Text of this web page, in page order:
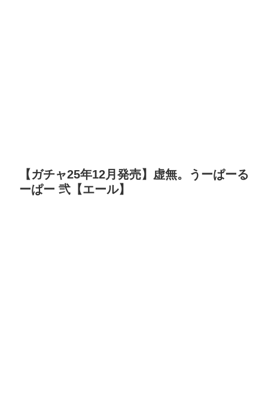
【ガチャ25年12月発売】虚無。うーぱーる
ーぱー 弐【エール】